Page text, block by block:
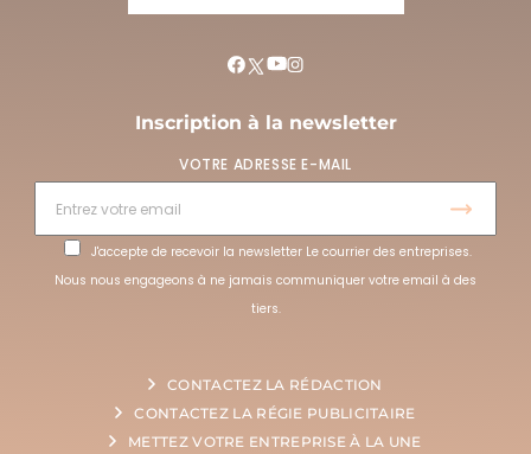
Inscription à la newsletter
VOTRE ADRESSE E-MAIL
J'accepte de recevoir la newsletter Le courrier des entreprises.
Nous nous engageons à ne jamais communiquer votre email à des
tiers.
CONTACTEZ LA RÉDACTION
CONTACTEZ LA RÉGIE PUBLICITAIRE
METTEZ VOTRE ENTREPRISE À LA UNE